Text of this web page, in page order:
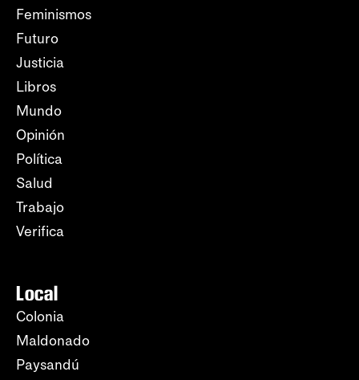
Feminismos
Futuro
Justicia
Libros
Mundo
Opinión
Política
Salud
Trabajo
Verifica
Local
Colonia
Maldonado
Paysandú